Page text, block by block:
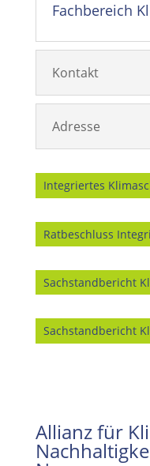
Fachbereich
Kontakt
Adresse
Integriertes
Ratbeschluss
Sachstandbericht
Sachstandbericht
Allianz für